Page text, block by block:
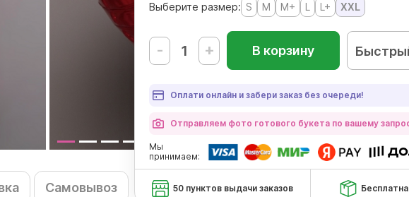
Выберите размер: S M M+ L L+ XXL
- + В корзину
Оплати онлайн и забери заказ без очереди!
Отправляем фото готового букета по вашему
Мы
принимаем:
50 пунктов выдачи заказов
Самовывоз